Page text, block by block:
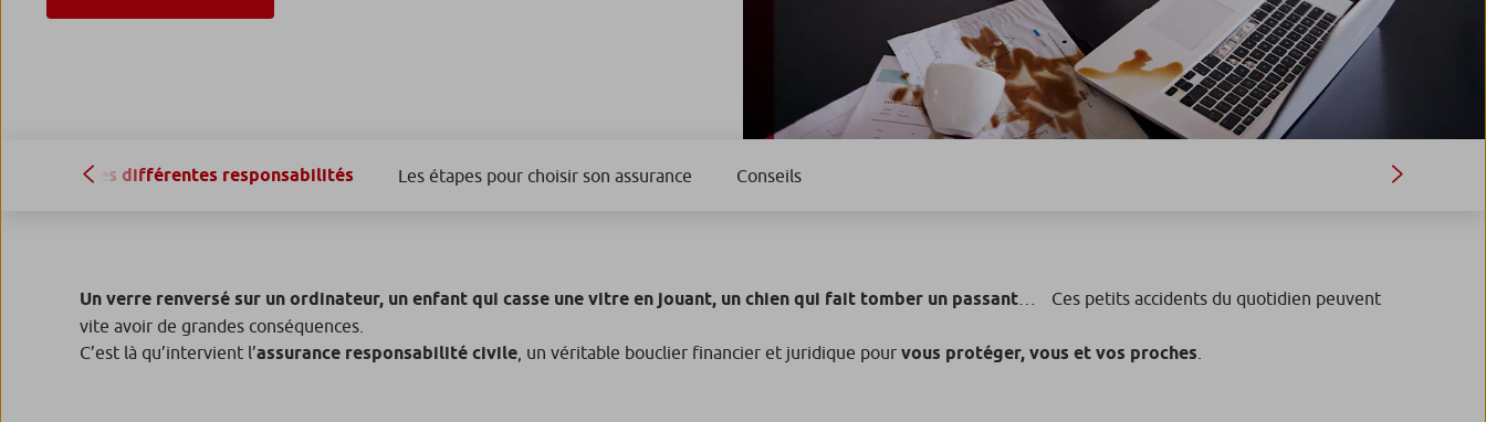
Les différentes responsabilités Les étapes pour choisir son assurance Conseils
Un verre renversé sur un ordinateur, un enfant qui casse une vitre en jouant, un chien qui fait tomber un passant … Ces petits accidents du quotidien peuvent
vite avoir de grandes conséquences.
C’est là qu’intervient l’assurance responsabilité civile , un véritable bouclier financier et juridique pour vous protéger, vous et vos proches